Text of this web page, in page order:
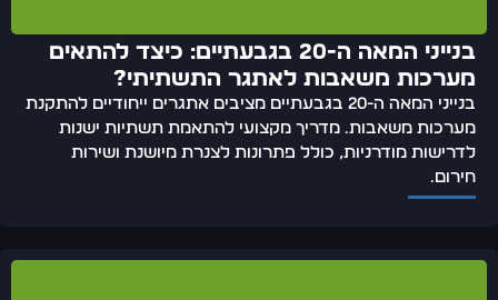
בנייני המאה ה-20 בגבעתיים: כיצד להתאים
מערכות משאבות לאתגר התשתיתי?
בנייני המאה ה-20 בגבעתיים מציבים אתגרים ייחודיים להתקנת
מערכות משאבות. מדריך מקצועי להתאמת תשתיות ישנות
לדרישות מודרניות, כולל פתרונות לצנרת מיושנת ושירות
חירום.